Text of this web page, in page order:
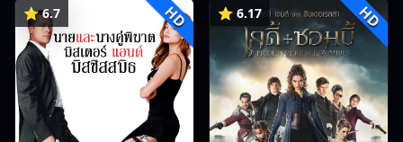
⭐ 6.7 HD ⭐ 6.17 HD